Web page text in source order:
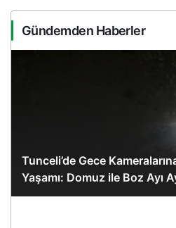
Gündemden Haberler
Tunceli’de Gece
Yaşamı: Domuz ile Boz Ayı